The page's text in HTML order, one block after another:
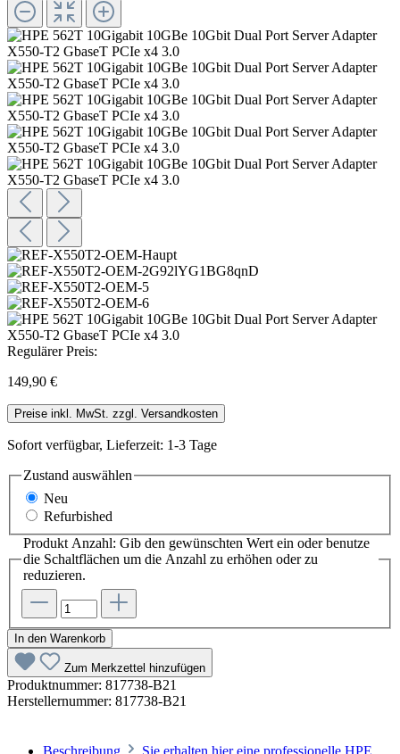
Regulärer Preis:
149,90 €
Preise inkl. MwSt. zzgl. Versandkosten
Sofort verfügbar, Lieferzeit: 1-3 Tage
Zustand auswählen
Neu
Refurbished
Produkt Anzahl: Gib den gewünschten Wert ein oder benutze
die Schaltflächen um die Anzahl zu erhöhen oder zu
reduzieren.
In den Warenkorb
Zum Merkzettel hinzufügen
Produktnummer: 817738-B21
Herstellernummer: 817738-B21
Beschreibung
Sie erhalten hier eine professionelle HPE